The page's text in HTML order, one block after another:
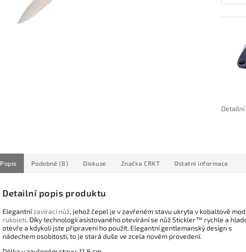
Popis Podobné (8) Diskuze Značka CRKT Ostatní informace
Detailní popis produktu
Elegantnízavírací nůž, jehož čepel je v zavřeném stavu ukryta v kobaltově
rukojeti. Díky technologii asistovaného otevírání se nůž Stickler™ rychle a
otevře a kdykoli jste připraveni ho použít. Elegantní gentlemanský design s
nádechem osobitosti, to je stará duše ve zcela novém provedení.